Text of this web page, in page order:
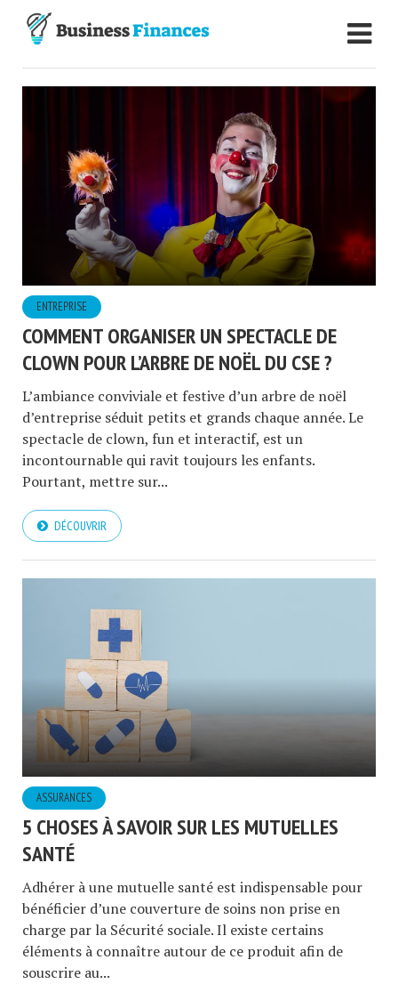
ENTREPRISE
COMMENT ORGANISER UN SPECTACLE DE
CLOWN POUR L’ARBRE DE NOËL DU CSE ?
L’ambiance conviviale et festive d’un arbre de noël
d’entreprise séduit petits et grands chaque année. Le
spectacle de clown, fun et interactif, est un
incontournable qui ravit toujours les enfants.
Pourtant, mettre sur...
DÉCOUVRIR
ASSURANCES
5 CHOSES À SAVOIR SUR LES MUTUELLES
SANTÉ
Adhérer à une mutuelle santé est indispensable pour
bénéficier d’une couverture de soins non prise en
charge par la Sécurité sociale. Il existe certains
éléments à connaître autour de ce produit afin de
souscrire au...